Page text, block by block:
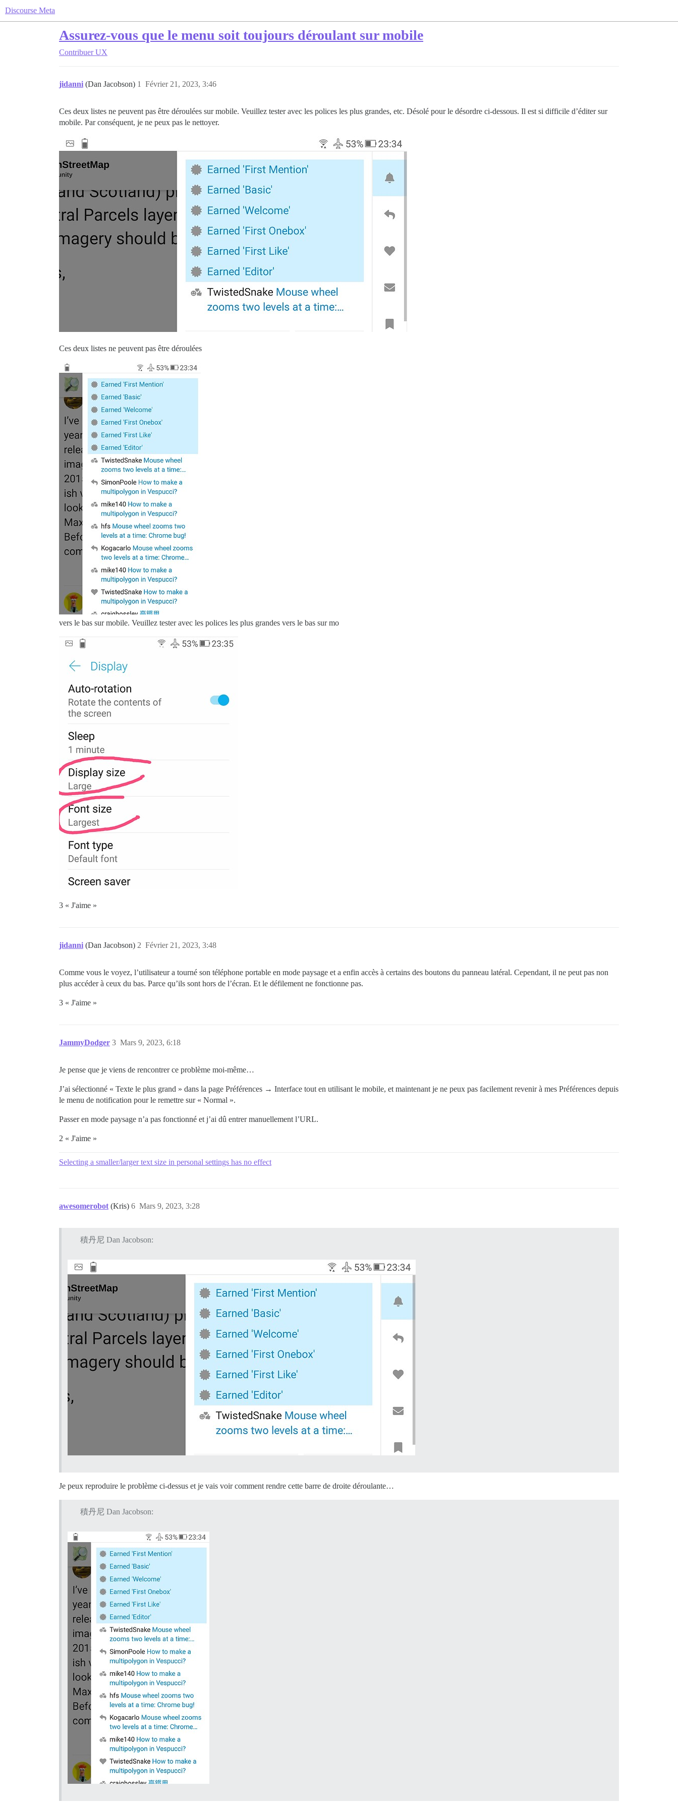
Discourse Meta
Assurez-vous que le menu soit toujours déroulant sur mobile
Contribuer UX
jidanni (Dan Jacobson) Février 21, 2023, 3:46
1
Ces deux listes ne peuvent pas être déroulées sur mobile. Veuillez tester avec les polices les plus grandes, etc. Désolé pour le désordre ci-dessous. Il est si difficile d’éditer sur
mobile. Par conséquent, je ne peux pas le nettoyer.
Ces deux listes ne peuvent pas être déroulées
vers le bas sur mobile. Veuillez tester avec les polices les plus grandes vers le bas sur mo
3 « J'aime »
jidanni (Dan Jacobson) Février 21, 2023, 3:48
2
Comme vous le voyez, l’utilisateur a tourné son téléphone portable en mode paysage et a enfin accès à certains des boutons du panneau latéral. Cependant, il ne peut pas non
plus accéder à ceux du bas. Parce qu’ils sont hors de l’écran. Et le défilement ne fonctionne pas.
3 « J'aime »
JammyDodger Mars 9, 2023, 6:18
3
Je pense que je viens de rencontrer ce problème moi-même…
J’ai sélectionné « Texte le plus grand » dans la page Préférences → Interface tout en utilisant le mobile, et maintenant je ne peux pas facilement revenir à mes Préférences depuis
le menu de notification pour le remettre sur « Normal ».
Passer en mode paysage n’a pas fonctionné et j’ai dû entrer manuellement l’URL.
2 « J'aime »
Selecting a smaller/larger text size in personal settings has no effect
awesomerobot (Kris) Mars 9, 2023, 3:28
6
積丹尼 Dan Jacobson:
Je peux reproduire le problème ci-dessus et je vais voir comment rendre cette barre de droite déroulante…
積丹尼 Dan Jacobson: